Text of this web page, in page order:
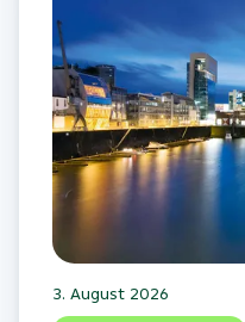
3. August 2026